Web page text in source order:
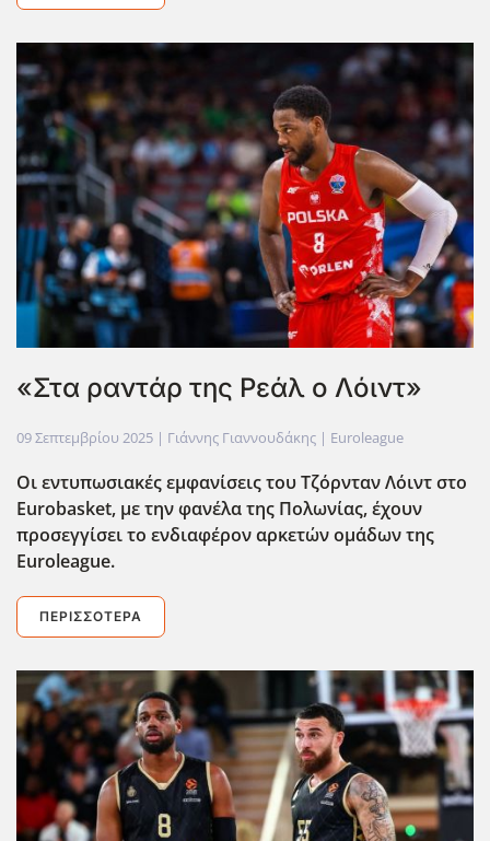
«Στα ραντάρ της Ρεάλ ο Λόιντ»
09 Σεπτεμβρίου 2025 | Γιάννης Γιαννουδάκης | Euroleague
Οι εντυπωσιακές εμφανίσεις του Τζόρνταν Λόιντ στο
Eurobasket, με την φανέλα της Πολωνίας, έχουν
προσεγγίσει το ενδιαφέρον αρκετών ομάδων της
Euroleague.
ΠΕΡΙΣΣΌΤΕΡΑ